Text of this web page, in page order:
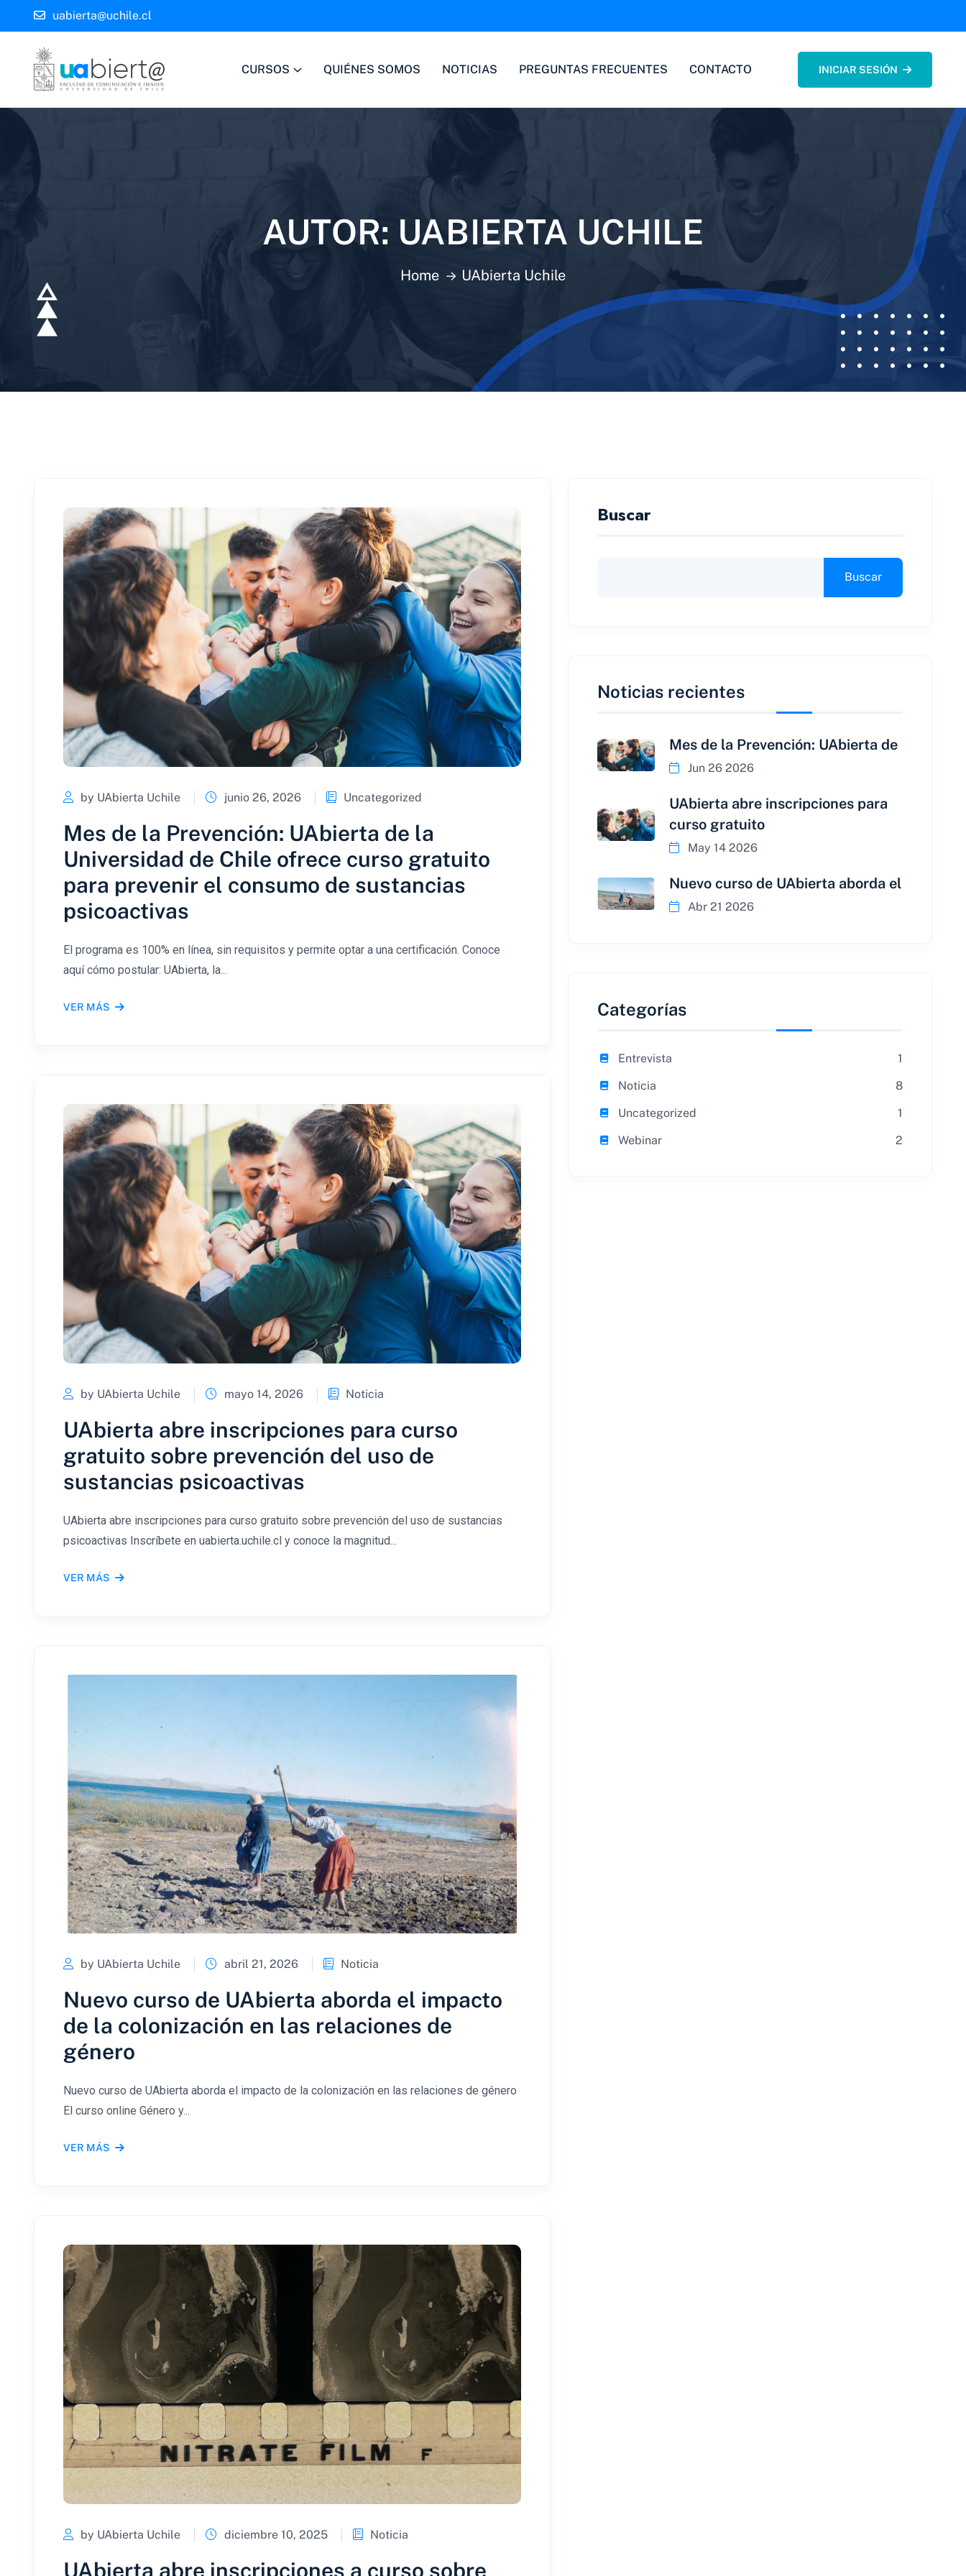
uabierta@uchile.cl
CURSOS QUIÉNES SOMOS NOTICIAS PREGUNTAS FRECUENTES CONTACTO INICIAR SESIÓN
AUTOR: UABIERTA UCHILE
Home UAbierta Uchile
by UAbierta Uchile junio 26, 2026 Uncategorized
Mes de la Prevención: UAbierta de la
Universidad de Chile ofrece curso gratuito
para prevenir el consumo de sustancias
psicoactivas
El programa es 100% en línea, sin requisitos y permite optar a una certificación. Conoce
aquí cómo postular: UAbierta, la...
VER MÁS
by UAbierta Uchile mayo 14, 2026 Noticia
UAbierta abre inscripciones para curso
gratuito sobre prevención del uso de
sustancias psicoactivas
UAbierta abre inscripciones para curso gratuito sobre prevención del uso de sustancias
psicoactivas Inscríbete en uabierta.uchile.cl y conoce la magnitud...
VER MÁS
by UAbierta Uchile abril 21, 2026 Noticia
Nuevo curso de UAbierta aborda el impacto
de la colonización en las relaciones de
género
Nuevo curso de UAbierta aborda el impacto de la colonización en las relaciones de género
El curso online Género y...
VER MÁS
by UAbierta Uchile diciembre 10, 2025 Noticia
UAbierta abre inscripciones a curso sobre
Buscar
Buscar
Noticias recientes
Mes de la Prevención: UAbierta de
Jun 26 2026
UAbierta abre inscripciones para
curso gratuito
May 14 2026
Nuevo curso de UAbierta aborda el
Abr 21 2026
Categorías
Entrevista
1
Noticia
8
Uncategorized
1
Webinar
2